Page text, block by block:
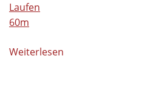
Laufen
60m
Weiterlesen